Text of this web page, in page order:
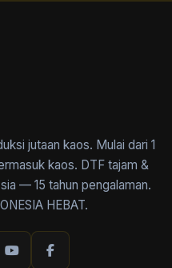
jutaan kaos. Mulai dari 1
kaos. DTF tajam &
— 15 tahun pengalaman.
HEBAT.